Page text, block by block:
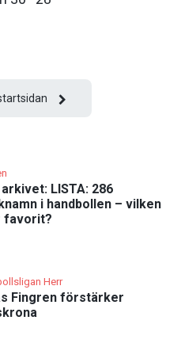
LISTA: 286
i handbollen – vilken
favorit?
Herr
Fingren förstärker